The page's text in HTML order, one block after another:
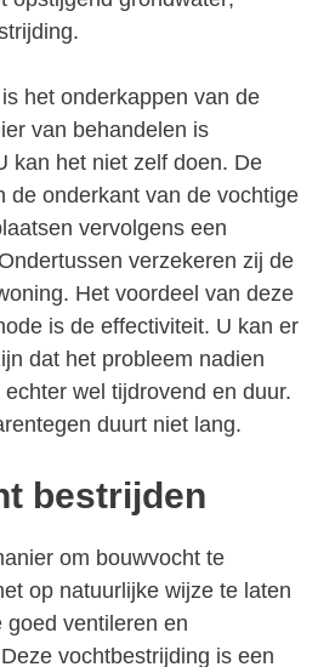
het onderkappen van de
van behandelen is
kan het niet zelf doen. De
de onderkant van de vochtige
vervolgens een
verzekeren zij de
Het voordeel van deze
is de effectiviteit. U kan er
dat het probleem nadien
wel tijdrovend en duur.
duurt niet lang.
bestrijden
om bouwvocht te
op natuurlijke wijze te laten
ventileren en
vochtbestrijding is een